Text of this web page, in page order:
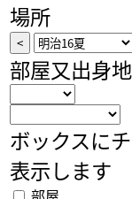
場所
部屋又出身地
ボックスに
表示します